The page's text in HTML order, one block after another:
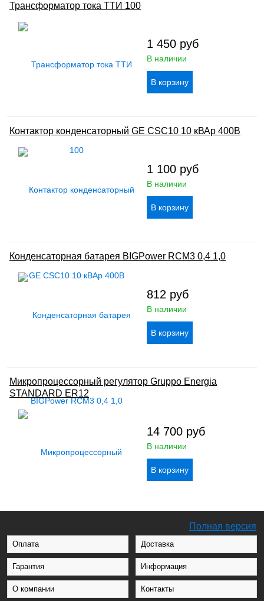
Трансформатор тока ТТИ 100
1 450 руб
В наличии
Контактор конденсаторный GE CSC10 10 кВАр 400В
1 100 руб
В наличии
Конденсаторная батарея BIGPower RCM3 0,4 1,0
812 руб
В наличии
Микропроцессорный регулятор Gruppo Energia
STANDARD ER12
14 700 руб
В наличии
Полная версия
Оплата Доставка
Гарантия Информация
О компании Контакты